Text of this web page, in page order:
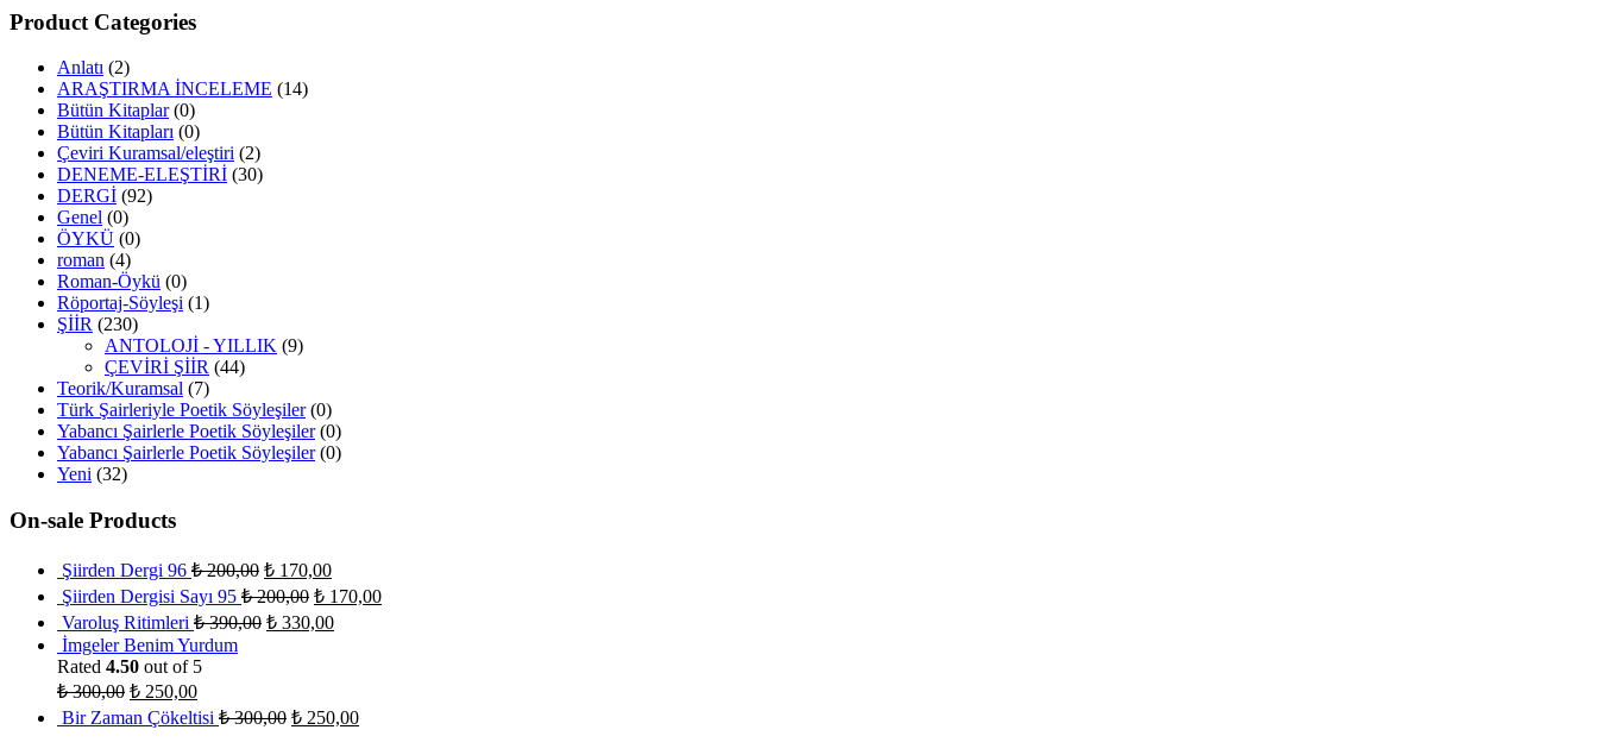
Product Categories
Anlatı (2)
ARAŞTIRMA İNCELEME (14)
Bütün Kitaplar (0)
Bütün Kitapları (0)
Çeviri Kuramsal/eleştiri (2)
DENEME-ELEŞTİRİ (30)
DERGİ (92)
Genel (0)
ÖYKÜ (0)
roman (4)
Roman-Öykü (0)
Röportaj-Söyleşi (1)
ŞİİR (230)
ANTOLOJİ - YILLIK (9)
ÇEVİRİ ŞİİR (44)
Teorik/Kuramsal (7)
Türk Şairleriyle Poetik Söyleşiler (0)
Yabancı Şairlerle Poetik Söyleşiler (0)
Yabancı Şairlerle Poetik Söyleşiler (0)
Yeni (32)
On-sale Products
Şiirden Dergi 96 ₺200,00 ₺ 170,00
Şiirden Dergisi Sayı 95 ₺200,00 ₺ 170,00
Varoluş Ritimleri ₺390,00 ₺ 330,00
İmgeler Benim Yurdum
Rated 4.50 out of 5
₺300,00 ₺ 250,00
Bir Zaman Çökeltisi ₺300,00 ₺ 250,00